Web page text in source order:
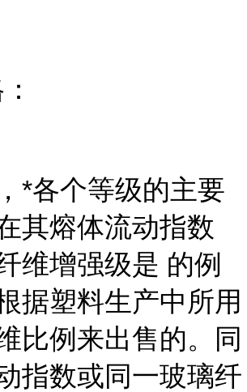
*各个等级的主要
其熔体流动指数
维增强级是 的例
据塑料生产中所用
比例来出售的。同
指数或同一玻璃纤